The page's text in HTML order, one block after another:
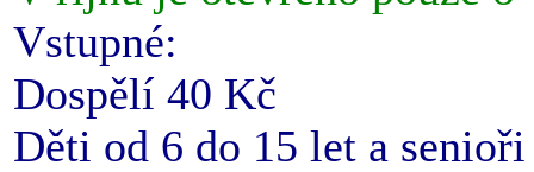
Vstupné:
Dospělí 40 Kč
Děti od 6 do 15 let a